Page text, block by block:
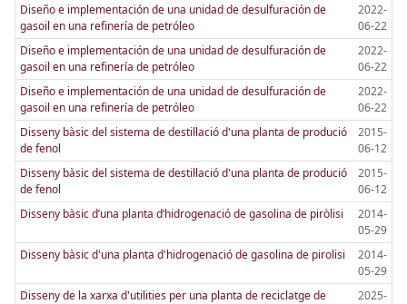
Diseño e implementación de una unidad de desulfuración de
gasoil en una refinería de petróleo
2022-
06-22
Diseño e implementación de una unidad de desulfuración de
gasoil en una refinería de petróleo
2022-
06-22
Diseño e implementación de una unidad de desulfuración de
gasoil en una refinería de petróleo
2022-
06-22
Disseny bàsic del sistema de destil·lació d'una planta de produció
de fenol
2015-
06-12
Disseny bàsic del sistema de destil·lació d'una planta de produció
de fenol
2015-
06-12
Disseny bàsic d’una planta d’hidrogenació de gasolina de piròlisi
2014-
05-29
Disseny bàsic d'una planta d'hidrogenació de gasolina de pirolisi
2014-
05-29
Disseny de la xarxa d'utilities per una planta de reciclatge de
2025-